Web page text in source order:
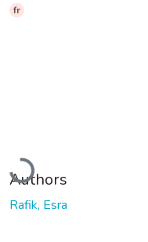
fr
Loading...
Authors
Rafik, Esra